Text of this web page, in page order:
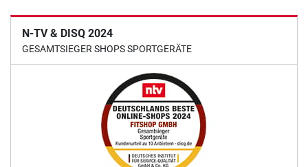
N-TV & DISQ 2024
GESAMTSIEGER SHOPS SPORTGERÄTE